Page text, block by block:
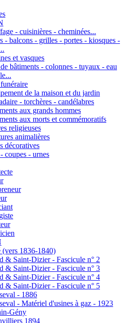
- cuisinières - cheminées...
- balcons - grilles - portes - kiosques -
et vasques
bâtiments - colonnes - tuyaux - eau
de la maison et du jardin
- torchères - candélabres
aux grands hommes
aux morts et commémoratifs
religieuses
animalières
décoratives
coupes - urnes
(vers 1836-1840)
& Saint-Dizier - Fascicule n° 2
& Saint-Dizier - Fascicule n° 3
& Saint-Dizier - Fascicule n° 4
& Saint-Dizier - Fascicule n° 5
- 1886
- Matériel d'usines à gaz - 1923
Gény
1894